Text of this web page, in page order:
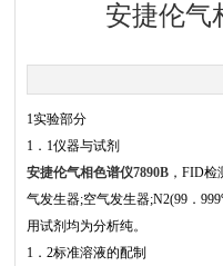
安捷伦气
1实验部分
1．1仪器与试剂
安捷伦气相色谱仪7890B ，FID
气发生器;空气发生器;N2(99．
用试剂均为分析纯。
1．2标准溶液的配制